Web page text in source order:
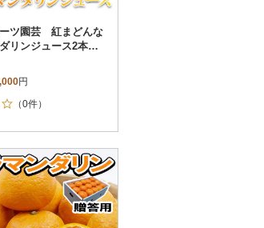
ツ園芸 紅まどんな
リンジュース2本セ
円
（0件）